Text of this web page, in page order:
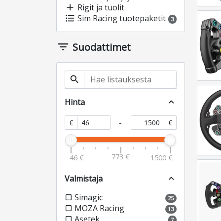
add Rigit ja tuolit
format_list_bulleted Sim Racing tuotepaketit 3
filter_list Suodattimet
search
Hinta expand_less
€ - €
46 € 773 € 1500 €
Valmistaja expand_less
check_box_outline_blank Simagic 25
check_box_outline_blank MOZA Racing 13
check_box_outline_blank